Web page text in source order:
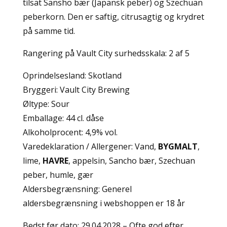
tilsat Sansho bær (Japansk peber) og Szechuan
peberkorn. Den er saftig, citrusagtig og krydret
på samme tid.
Rangering på Vault City surhedsskala: 2 af 5
Oprindelsesland: Skotland
Bryggeri: Vault City Brewing
Øltype: Sour
Emballage: 44 cl. dåse
Alkoholprocent: 4,9% vol.
Varedeklaration / Allergener: Vand, BYGMALT,
lime, HAVRE, appelsin, Sancho bær, Szechuan
peber, humle, gær
Aldersbegrænsning: Generel
aldersbegrænsning i webshoppen er 18 år